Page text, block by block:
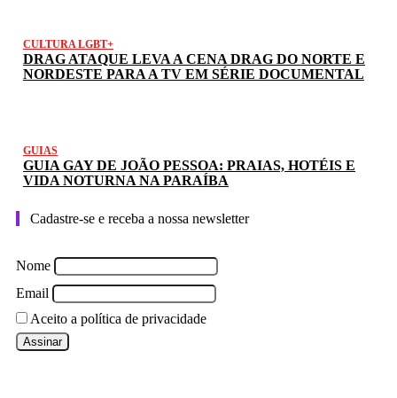
CULTURA LGBT+
DRAG ATAQUE LEVA A CENA DRAG DO NORTE E
NORDESTE PARA A TV EM SÉRIE DOCUMENTAL
GUIAS
GUIA GAY DE JOÃO PESSOA: PRAIAS, HOTÉIS E
VIDA NOTURNA NA PARAÍBA
Cadastre-se e receba a nossa newsletter
Nome
Email
Aceito a política de privacidade